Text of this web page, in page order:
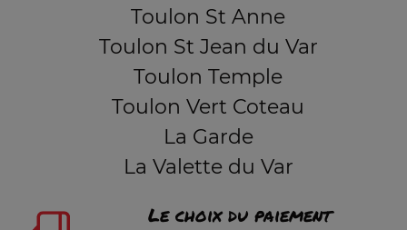
Toulon St Anne
Toulon St Jean du Var
Toulon Temple
Toulon Vert Coteau
La Garde
La Valette du Var
Le choix du paiement